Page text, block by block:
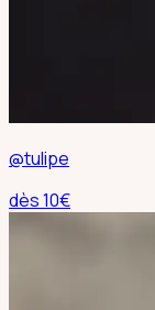
@tulipe
dès10€